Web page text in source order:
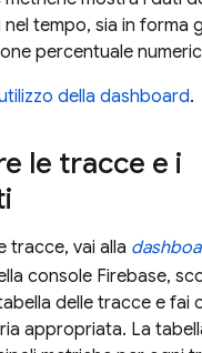
tempo, sia in forma
percentuale
della dashboard.
le tracce e i
tracce, vai alla
console Firebase,
delle tracce e fai
appropriata. La